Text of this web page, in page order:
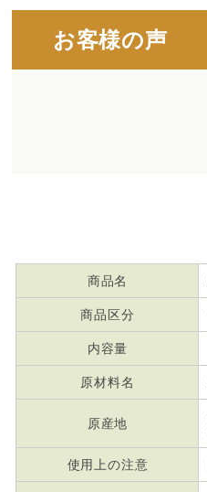
お客様の声
商品名
商品区分
内容量
原材料名
原産地
使用上の注意